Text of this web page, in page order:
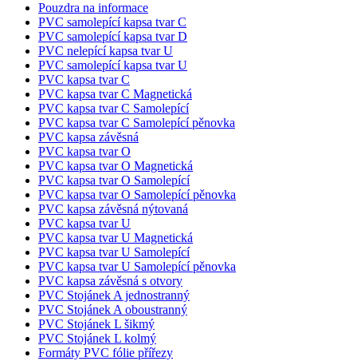
Pouzdra na informace
PVC samolepící kapsa tvar C
PVC samolepící kapsa tvar D
PVC nelepící kapsa tvar U
PVC samolepící kapsa tvar U
PVC kapsa tvar C
PVC kapsa tvar C Magnetická
PVC kapsa tvar C Samolepící
PVC kapsa tvar C Samolepící pěnovka
PVC kapsa závěsná
PVC kapsa tvar O
PVC kapsa tvar O Magnetická
PVC kapsa tvar O Samolepící
PVC kapsa tvar O Samolepící pěnovka
PVC kapsa závěsná nýtovaná
PVC kapsa tvar U
PVC kapsa tvar U Magnetická
PVC kapsa tvar U Samolepící
PVC kapsa tvar U Samolepící pěnovka
PVC kapsa závěsná s otvory
PVC Stojánek A jednostranný
PVC Stojánek A oboustranný
PVC Stojánek L šikmý
PVC Stojánek L kolmý
Formáty PVC fólie přířezy